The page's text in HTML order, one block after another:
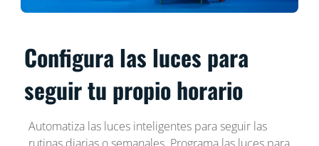
Configura las luces para
seguir tu propio horario
Automatiza las luces inteligentes para seguir las